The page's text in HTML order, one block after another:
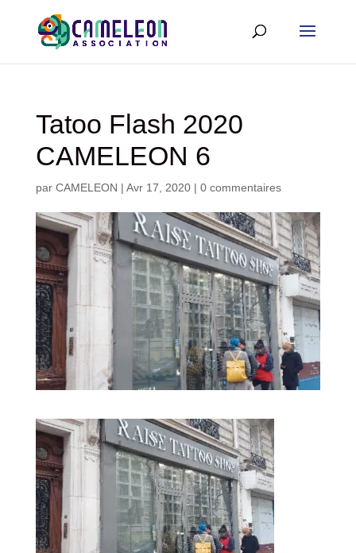
Tatoo Flash 2020
CAMELEON 6
par CAMELEON | Avr 17, 2020| 0 commentaires